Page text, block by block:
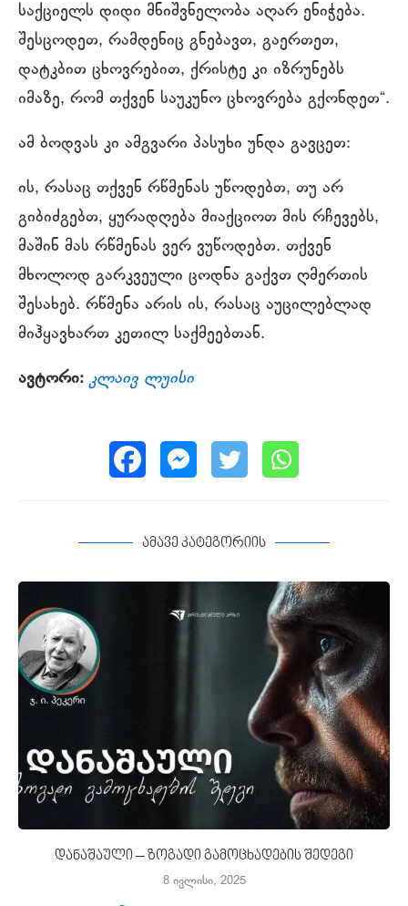
საქციელს დიდი მნიშვნელობა აღარ ენიჭება.
შესცოდეთ, რამდენიც გნებავთ, გაერთეთ,
დატკბით ცხოვრებით, ქრისტე კი იზრუნებს
იმაზე, რომ თქვენ საუკუნო ცხოვრება გქონდეთ“.
ამ ბოდვას კი ამგვარი პასუხი უნდა გავცეთ:
ის, რასაც თქვენ რწმენას უწოდებთ, თუ არ
გიბიძგებთ, ყურადღება მიაქციოთ მის რჩევებს,
მაშინ მას რწმენას ვერ ვუწოდებთ. თქვენ
მხოლოდ გარკვეული ცოდნა გაქვთ ღმერთის
შესახებ. რწმენა არის ის, რასაც აუცილებლად
მიჰყავხართ კეთილ საქმეებთან.
ავტორი: კლაივ ლუისი
ამავე კატეგორიის
დანაშაული – ზოგადი გამოცხადების შედეგი
8 ივლისი, 2025